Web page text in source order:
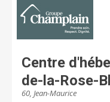
Centre
de-la-Rose-
60, Jean-Maurice